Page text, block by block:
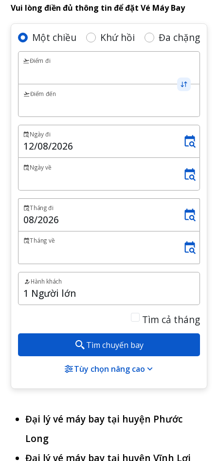
Vui lòng điền đủ thông tin để đặt Vé Máy Bay
Một chiều Khứ hồi Đa chặng
Điểm đi
Điểm đến
Ngày đi
Ngày về
Tháng đi
Tháng về
Hành khách
Tìm cả tháng
Tìm chuyến bay
Tùy chọn nâng cao
Đại lý vé máy bay tại huyện Phước
Long
Đại lý vé máy bay tại huyện Vĩnh Lợi